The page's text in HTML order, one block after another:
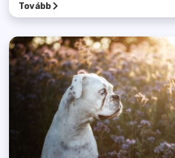
Tovább